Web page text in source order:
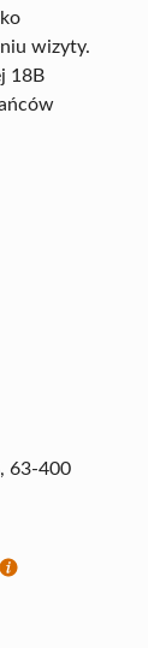
wizyty.
18B
63-400